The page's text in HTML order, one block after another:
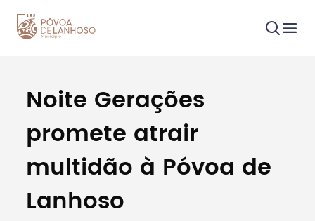
Procurar
Tipo de conteúdo
Noite Gerações
promete atrair
multidão à Póvoa de
Lanhoso